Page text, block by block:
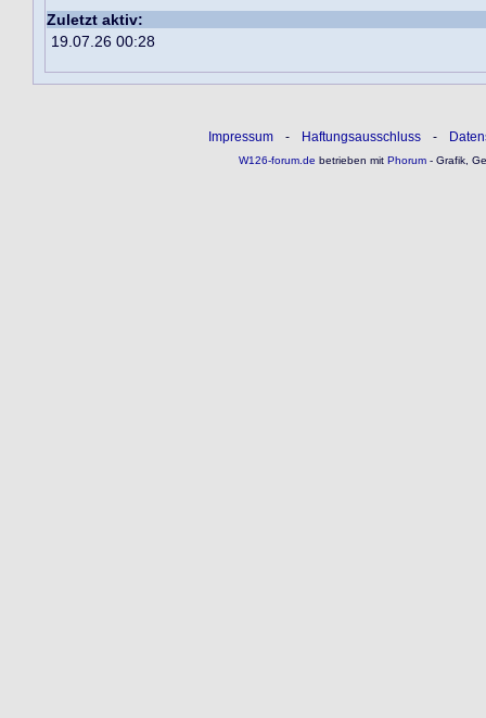
Zuletzt aktiv:
19.07.26 00:28
Impressum - Haftungsausschluss -
W126-forum.de betrieben mitPhorum- Grafik,